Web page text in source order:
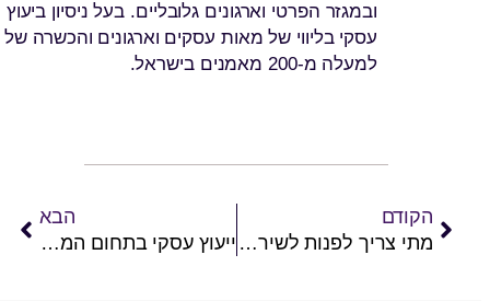
ובמגזר הפרטי וארגונים גלובליים. בעל ניסיון ביעוץ
עסקי בליווי של מאות עסקים וארגונים והכשרה של
למעלה מ-200 מאמנים בישראל.
הקודם
מתי צריך לפנות לשירות ייעוץ עסקים?
הבא
ייעוץ עסקי בתחום המסעדנות